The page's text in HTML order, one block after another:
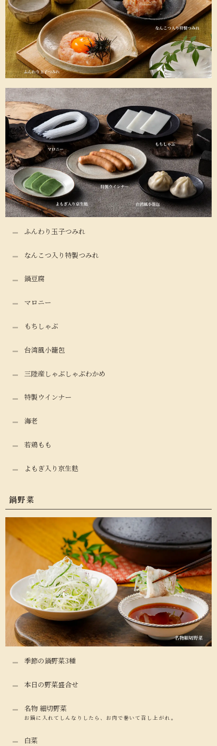
ふんわり玉子つみれ
なんこつ入り特製つみれ
鍋豆腐
マロニー
もちしゃぶ
台湾風小籠包
三陸産しゃぶしゃぶわかめ
特製ウインナー
海老
若鶏もも
よもぎ入り京生麩
鍋野菜
季節の鍋野菜3種
本日の野菜盛合せ
名物 細切野菜
お鍋に入れてしんなりしたら、お肉で巻いて召し上がれ。
白菜